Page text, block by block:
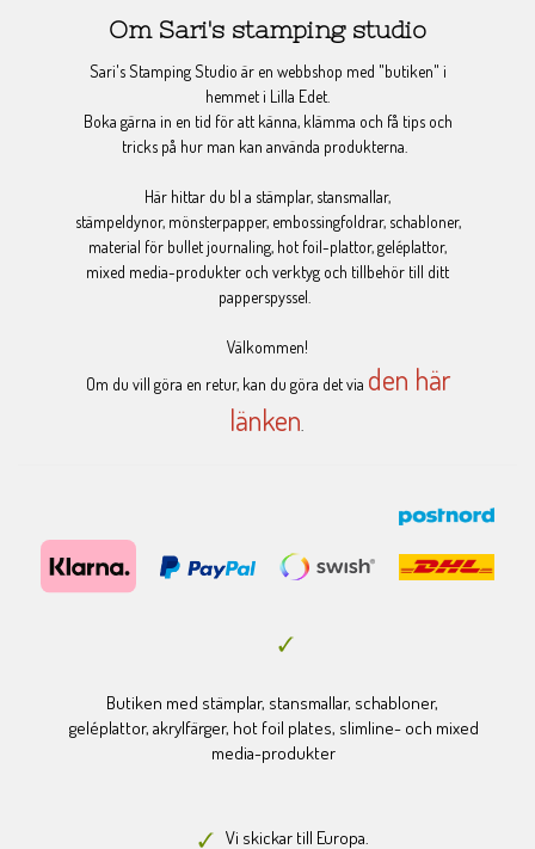
Om Sari's stamping studio
Sari's Stamping Studio är en webbshop med "butiken" i
hemmet i Lilla Edet.
Boka gärna in en tid för att känna, klämma och få tips och
tricks på hur man kan använda produkterna.
Här hittar du bl a stämplar, stansmallar,
stämpeldynor, mönsterpapper, embossingfoldrar, schabloner,
material för bullet journaling, hot foil-plattor, geléplattor,
mixed media-produkter och verktyg och tillbehör till ditt
papperspyssel.
Välkommen!
Om du vill göra en retur, kan du göra det via den här
länken
Butiken med stämplar, stansmallar, schabloner,
geléplattor, akrylfärger, hot foil plates, slimline- och mixed
media-produkter
Vi skickar till Europa.